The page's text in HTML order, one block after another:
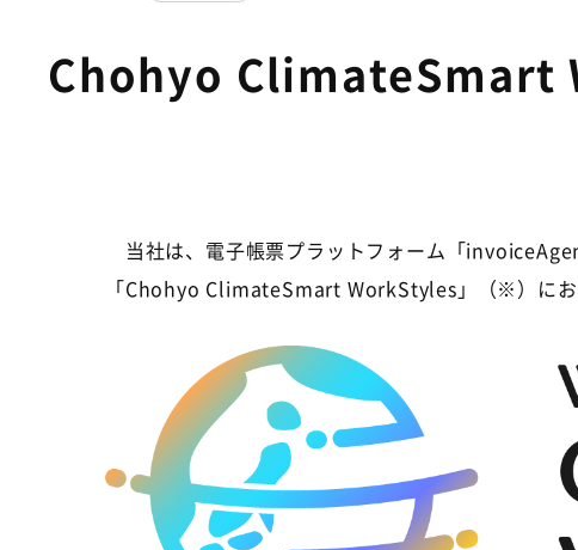
Chohyo ClimateSmart
当社は、電子帳票プラットフォーム「
「Chohyo ClimateSmart WorkStyles 」（※）に